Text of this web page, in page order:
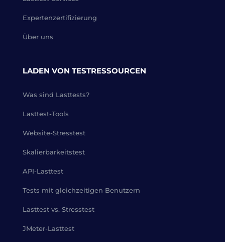
Expertenzertifizierung
Über uns
LADEN VON TESTRESSOURCEN
Was sind Lasttests?
Lasttest-Tools
Website-Stresstest
Skalierbarkeitstest
API-Lasttest
Tests mit gleichzeitigen Benutzern
Lasttest vs. Stresstest
JMeter-Lasttest